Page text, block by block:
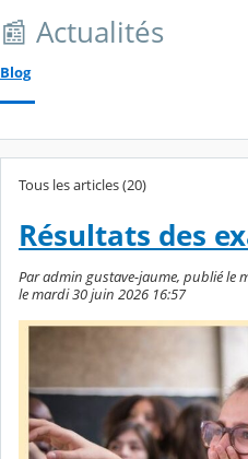
📰 Actualités
Blog
Tous les articles (20)
Résultats des
Par admin gustave-jaume, publié le
le mardi 30 juin 2026 16:57